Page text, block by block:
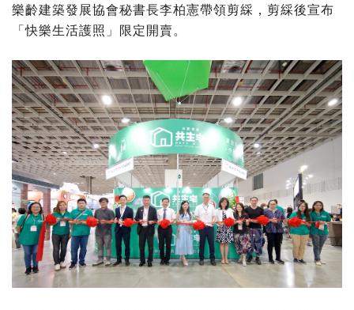
樂齡建築發展協會秘書長李柏憲帶領剪綵，剪綵後宣布
「快樂生活護照」限定開賣。